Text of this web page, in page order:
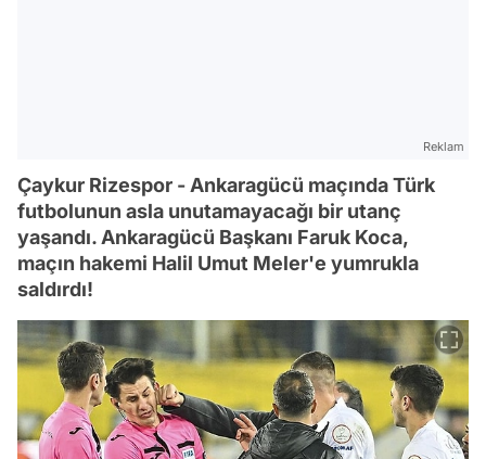
Reklam
Çaykur Rizespor - Ankaragücü maçında Türk
futbolunun asla unutamayacağı bir utanç
yaşandı. Ankaragücü Başkanı Faruk Koca,
maçın hakemi Halil Umut Meler'e yumrukla
saldırdı!